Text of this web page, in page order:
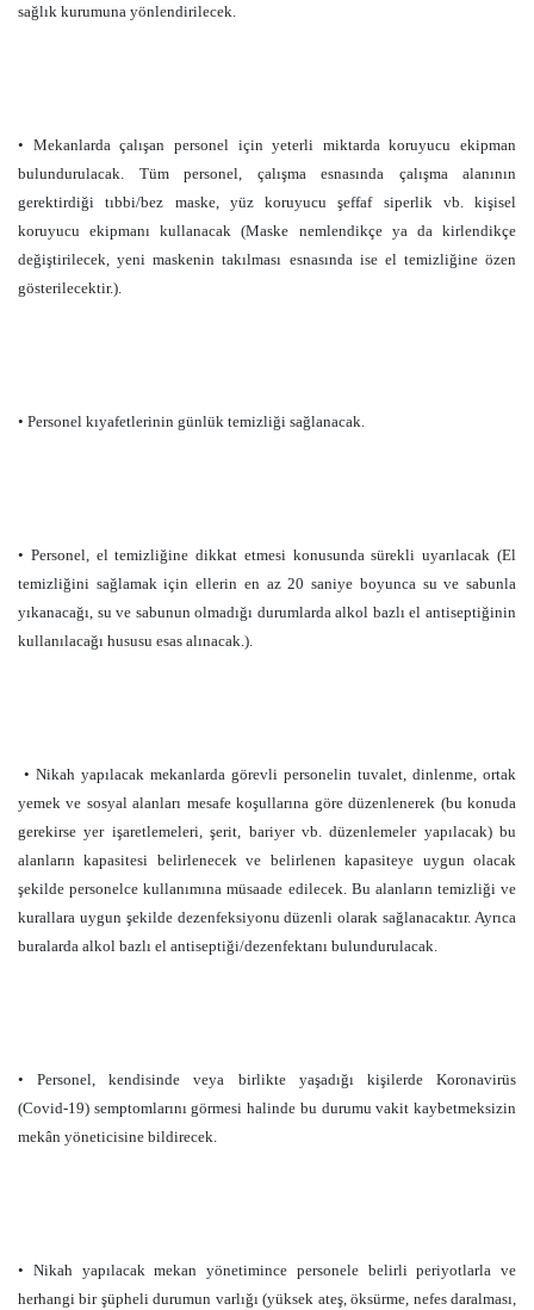
sağlık kurumuna yönlendirilecek.
• Mekanlarda çalışan personel için yeterli miktarda koruyucu ekipman
bulundurulacak. Tüm personel, çalışma esnasında çalışma alanının
gerektirdiği tıbbi/bez maske, yüz koruyucu şeffaf siperlik vb. kişisel
koruyucu ekipmanı kullanacak (Maske nemlendikçe ya da kirlendikçe
değiştirilecek, yeni maskenin takılması esnasında ise el temizliğine özen
gösterilecektir.).
• Personel kıyafetlerinin günlük temizliği sağlanacak.
• Personel, el temizliğine dikkat etmesi konusunda sürekli uyarılacak (El
temizliğini sağlamak için ellerin en az 20 saniye boyunca su ve sabunla
yıkanacağı, su ve sabunun olmadığı durumlarda alkol bazlı el antiseptiğinin
kullanılacağı hususu esas alınacak.).
• Nikah yapılacak mekanlarda görevli personelin tuvalet, dinlenme, ortak
yemek ve sosyal alanları mesafe koşullarına göre düzenlenerek (bu konuda
gerekirse yer işaretlemeleri, şerit, bariyer vb. düzenlemeler yapılacak) bu
alanların kapasitesi belirlenecek ve belirlenen kapasiteye uygun olacak
şekilde personelce kullanımına müsaade edilecek. Bu alanların temizliği ve
kurallara uygun şekilde dezenfeksiyonu düzenli olarak sağlanacaktır. Ayrıca
buralarda alkol bazlı el antiseptiği/dezenfektanı bulundurulacak.
• Personel, kendisinde veya birlikte yaşadığı kişilerde Koronavirüs
(Covid­-19) semptomlarını görmesi halinde bu durumu vakit kaybetmeksizin
mekân yöneticisine bildirecek.
• Nikah yapılacak mekan yönetimince personele belirli periyotlarla ve
herhangi bir şüpheli durumun varlığı (yüksek ateş, öksürme, nefes daralması,